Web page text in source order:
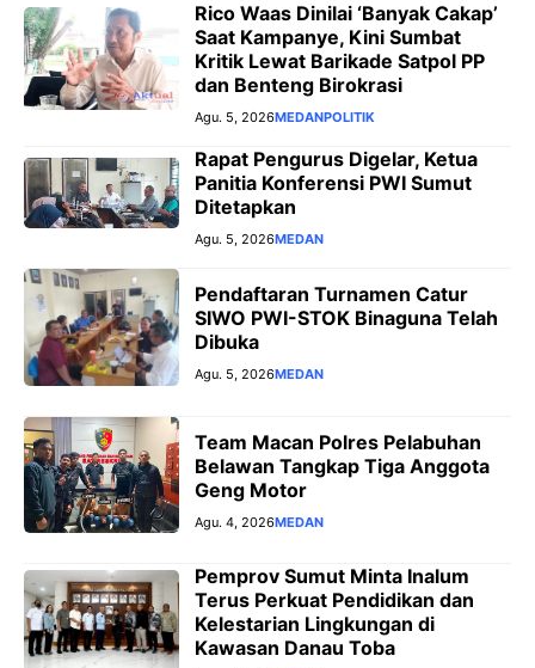
Rico Waas Dinilai ‘Banyak Cakap’
Saat Kampanye, Kini Sumbat
Kritik Lewat Barikade Satpol PP
dan Benteng Birokrasi
Agu. 5, 2026MEDANPOLITIK
Rapat Pengurus Digelar, Ketua
Panitia Konferensi PWI Sumut
Ditetapkan
Agu. 5, 2026MEDAN
Pendaftaran Turnamen Catur
SIWO PWI-STOK Binaguna Telah
Dibuka
Agu. 5, 2026MEDAN
Team Macan Polres Pelabuhan
Belawan Tangkap Tiga Anggota
Geng Motor
Agu. 4, 2026MEDAN
Pemprov Sumut Minta Inalum
Terus Perkuat Pendidikan dan
Kelestarian Lingkungan di
Kawasan Danau Toba